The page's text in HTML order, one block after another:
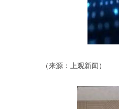
（来源：上观新闻）
深证成指